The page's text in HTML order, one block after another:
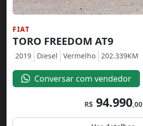
FIAT
TORO FREEDOM AT9
2019 Diesel Vermelho 202.339KM
Conversar com vendedor
R$94.990,00